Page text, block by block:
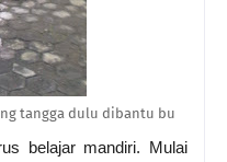
tangga dulu dibantu bu
belajar mandiri. Mulai